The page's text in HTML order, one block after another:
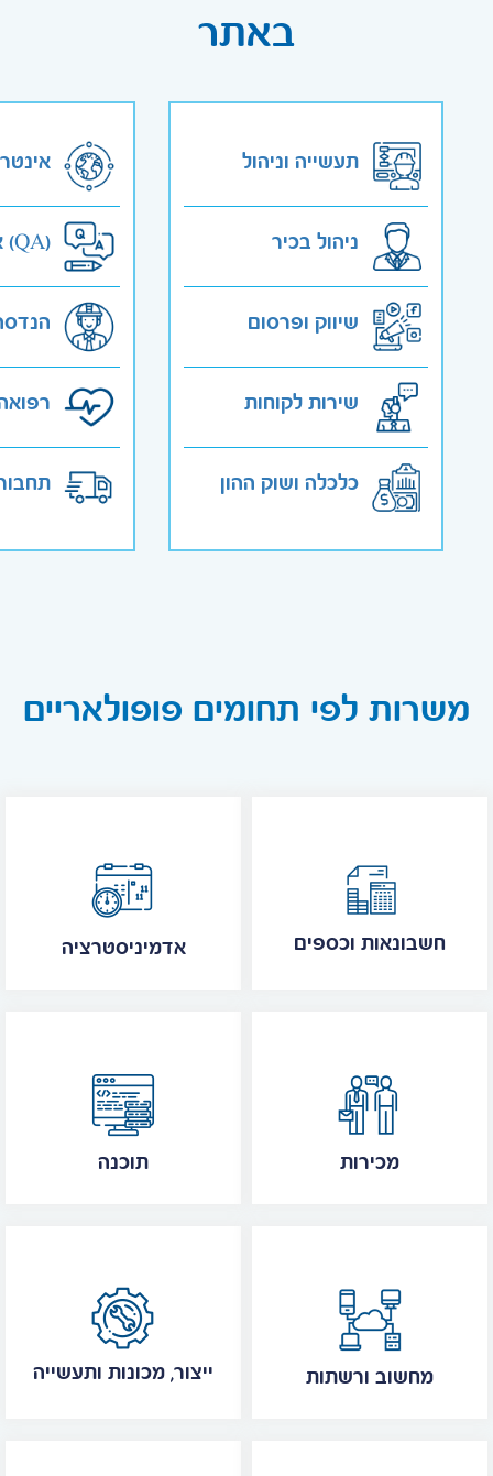
באתר
תעשייה וניהול
ניהול בכיר
שיווק ופרסום
שירות לקוחות
כלכלה ושוק ההון
אבטחת איכות (QA)
משרות לפי תחומים פופולאריים
אדמיניסטרציה חשבונאות וכספים
תוכנה מכירות
ייצור, מכונות ותעשייה מחשוב ורשתות